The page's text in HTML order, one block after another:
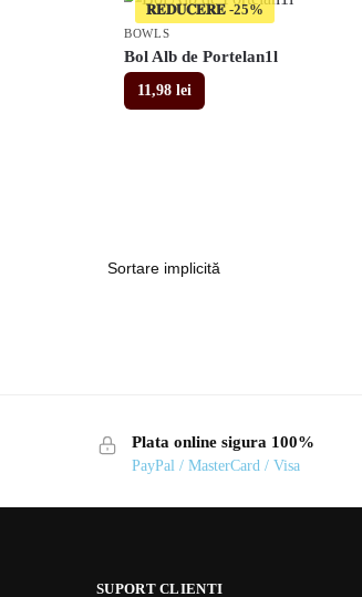
𝐑𝐄𝐃𝐔𝐂𝐄𝐑𝐄
BOWLS
Bol Alb de Portelan1l
11,98 lei
Plata online sigura 100%
PayPal / MasterCard / Visa
SUPORT CLIENTI